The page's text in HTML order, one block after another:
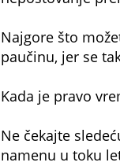
Najgore što
paučinu, jer se
Kada je pravo
Ne čekajte
namenu u toku